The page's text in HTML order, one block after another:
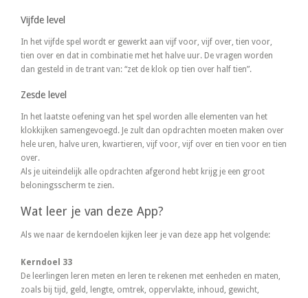
Vijfde level
In het vijfde spel wordt er gewerkt aan vijf voor, vijf over, tien voor,
tien over en dat in combinatie met het halve uur. De vragen worden
dan gesteld in de trant van: “zet de klok op tien over half tien”.
Zesde level
In het laatste oefening van het spel worden alle elementen van het
klokkijken samengevoegd. Je zult dan opdrachten moeten maken over
hele uren, halve uren, kwartieren, vijf voor, vijf over en tien voor en tien
over.
Als je uiteindelijk alle opdrachten afgerond hebt krijg je een groot
beloningsscherm te zien.
Wat leer je van deze App?
Als we naar de kerndoelen kijken leer je van deze app het volgende:
Kerndoel 33
De leerlingen leren meten en leren te rekenen met eenheden en maten,
zoals bij tijd, geld, lengte, omtrek, oppervlakte, inhoud, gewicht,